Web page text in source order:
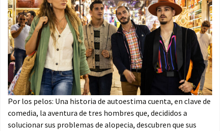
Por los pelos: Una historia de autoestima cuenta, en clave de
comedia, la aventura de tres hombres que, decididos a
solucionar sus problemas de alopecia, descubren que sus